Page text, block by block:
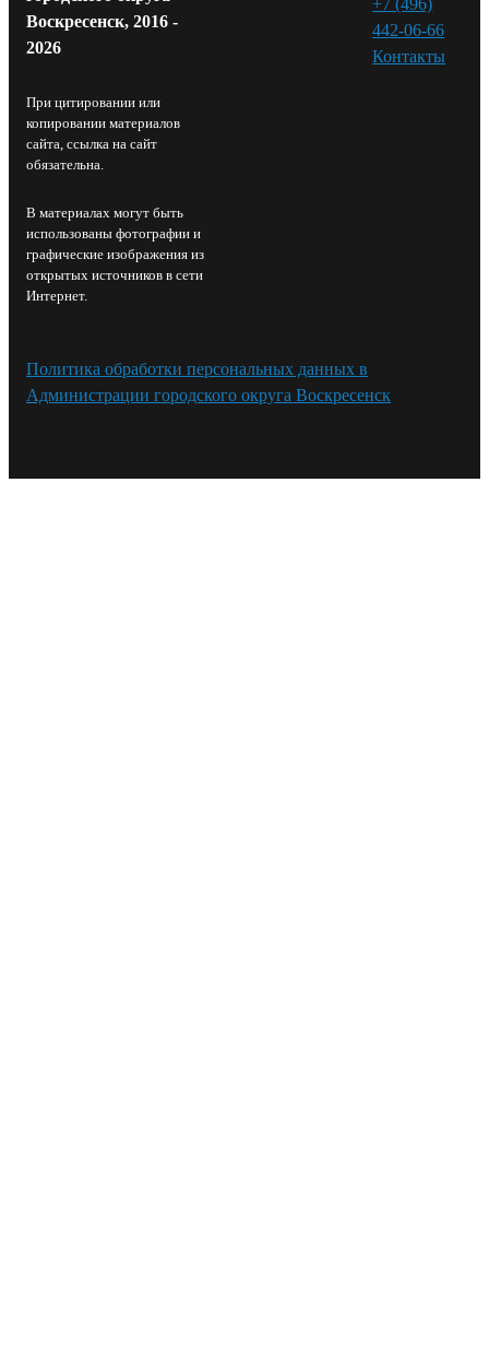
Воскресенск, 2016 -
2026
При цитировании или
копировании материалов
сайта, ссылка на сайт
обязательна.
В материалах могут быть
использованы фотографии и
графические изображения из
открытых источников в сети
Интернет.
442-06-66
Контакты⁠
Политика обработки персональных данных в
Администрации городского округа Воскресенск